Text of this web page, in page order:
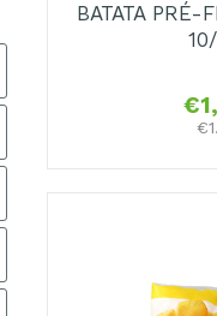
BATATA PRÉ-
€